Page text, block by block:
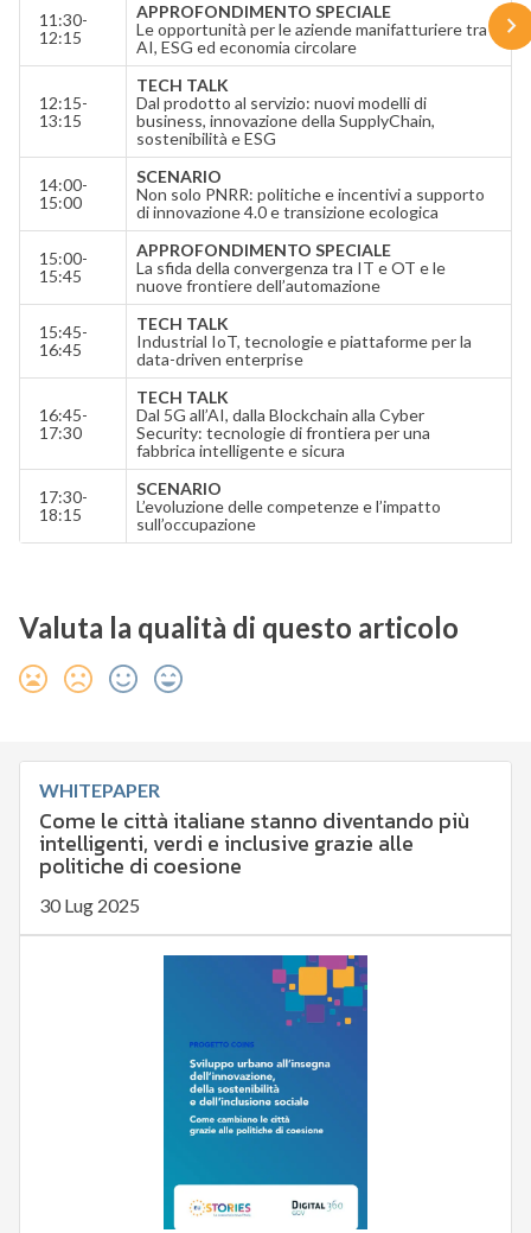
11:30-
12:15
APPROFONDIMENTO SPECIALE
Le opportunità per le aziende manifatturiere tra
AI, ESG ed economia circolare
12:15-
13:15
TECH TALK
Dal prodotto al servizio: nuovi modelli di
business, innovazione della SupplyChain,
sostenibilità e ESG
14:00-
15:00
SCENARIO
Non solo PNRR: politiche e incentivi a supporto
di innovazione 4.0 e transizione ecologica
15:00-
15:45
APPROFONDIMENTO SPECIALE
La sfida della convergenza tra IT e OT e le
nuove frontiere dell’automazione
15:45-
16:45
TECH TALK
Industrial IoT, tecnologie e piattaforme per la
data-driven enterprise
16:45-
17:30
TECH TALK
Dal 5G all’AI, dalla Blockchain alla Cyber
Security: tecnologie di frontiera per una
fabbrica intelligente e sicura
17:30-
18:15
SCENARIO
L’evoluzione delle competenze e l’impatto
sull’occupazione
Valuta la qualità di questo articolo
WHITEPAPER
Come le città italiane stanno diventando più
intelligenti, verdi e inclusive grazie alle
politiche di coesione
30 Lug 2025